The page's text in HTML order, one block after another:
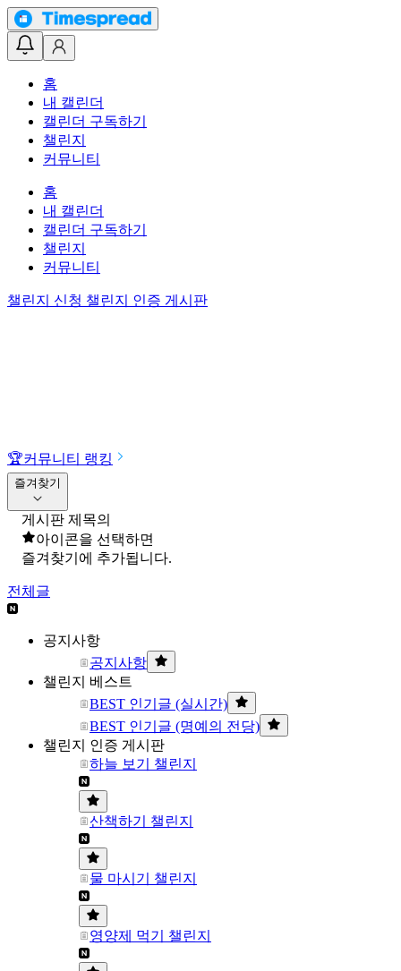
홈
내 캘린더
캘린더 구독하기
챌린지
커뮤니티
홈
내 캘린더
캘린더 구독하기
챌린지
커뮤니티
챌린지 신청 챌린지 인증 게시판
🏆커뮤니티 랭킹
즐겨찾기
게시판 제목의
아이콘을 선택하면
즐겨찾기에 추가됩니다.
전체글
공지사항
공지사항
챌린지 베스트
BEST 인기글 (실시간)
BEST 인기글 (명예의 전당)
챌린지 인증 게시판
하늘 보기 챌린지
산책하기 챌린지
물 마시기 챌린지
영양제 먹기 챌린지